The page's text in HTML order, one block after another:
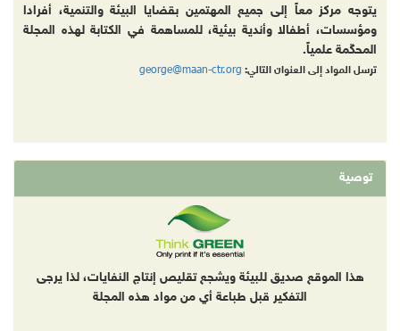
يتوجه مركز معاً إلى جميع المهتمين بقضايا البيئة والتنمية، أفرادا
ومؤسسات، أطفالا وأندية بيئية، للمساهمة في الكتابة لهذه المجلة
المحكّمة علمياً.
ترسل المواد إلى العنوان التالي: george@maan-ctr.org
توصية
هذا الموقع صديق للبيئة ويشجع تقليص إنتاج النفايات، لذا يرجى
التفكير قبل طباعة أي من مواد هذه المجلة